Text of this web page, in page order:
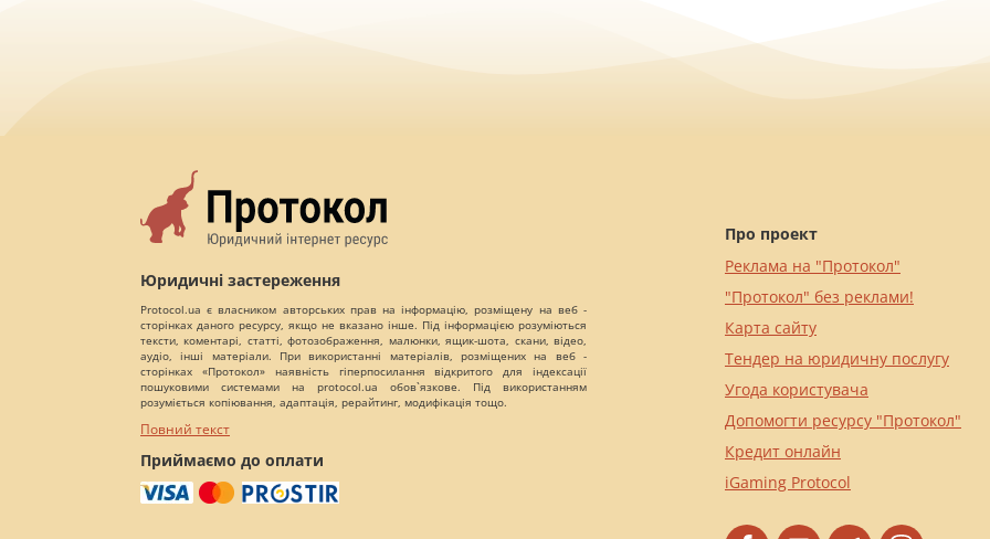
Юридичні застереження
Protocol.ua є власником авторських прав на інформацію, розміщену на веб -
сторінках даного ресурсу, якщо не вказано інше. Під інформацією розуміються
тексти, коментарі, статті, фотозображення, малюнки, ящик-шота, скани, відео,
аудіо, інші матеріали. При використанні матеріалів, розміщених на веб -
сторінках «Протокол» наявність гіперпосилання відкритого для індексації
пошуковими системами на protocol.ua обов`язкове. Під використанням
розуміється копіювання, адаптація, рерайтинг, модифікація тощо.
Повний текст
Приймаємо до оплати
Про проект
Реклама на "Протокол"
"Протокол" без реклами!
Карта сайту
Тендер на юридичну послугу
Угода користувача
Допомогти ресурсу "Протокол"
Кредит онлайн
iGaming Protocol